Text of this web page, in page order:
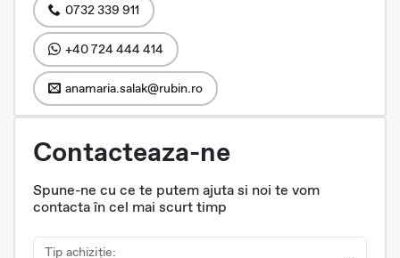
0732 339 911
+40 724 444 414
anamaria.salak@rubin.ro
Contacteaza-ne
Spune-ne cu ce te putem ajuta si noi te vom
contacta în cel mai scurt timp
Tip achiziție: